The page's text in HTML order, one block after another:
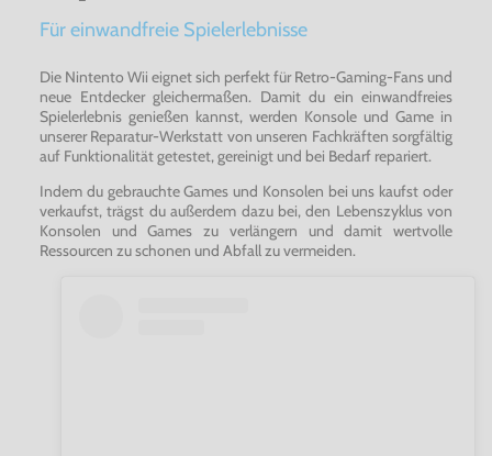
Für einwandfreie Spielerlebnisse
Die Nintento Wii eignet sich perfekt für Retro-Gaming-Fans und
neue Entdecker gleichermaßen. Damit du ein einwandfreies
Spielerlebnis genießen kannst, werden Konsole und Game in
unserer Reparatur-Werkstatt von unseren Fachkräften sorgfältig
auf Funktionalität getestet, gereinigt und bei Bedarf repariert.
Indem du gebrauchte Games und Konsolen bei uns kaufst oder
verkaufst, trägst du außerdem dazu bei, den Lebenszyklus von
Konsolen und Games zu verlängern und damit wertvolle
Ressourcen zu schonen und Abfall zu vermeiden.